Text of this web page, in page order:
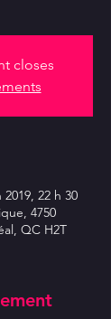
closes
2019, 22 h 30
4750
QC H2T